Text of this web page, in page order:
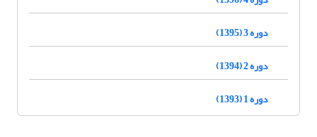
دوره 3 (1395)
دوره 2 (1394)
دوره 1 (1393)